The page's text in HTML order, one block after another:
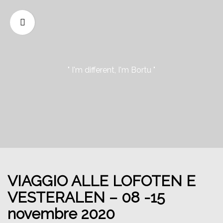
" I'm different, I'm Bortu "
VIAGGIO ALLE LOFOTEN E
VESTERALEN – 08 -15
novembre 2020